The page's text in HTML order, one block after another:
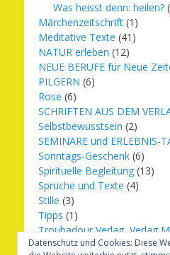
Was heisst denn: heilen?
Märchenzeitschrift (1)
Meditative Texte (41)
NATUR erleben (12)
NEUE BERUFE für Neue
PILGERN (6)
Rose (6)
SCHRIFTEN AUS DEM
Selbstbewusstsein (2)
SEMINARE und ERLEBNIS-
Sonntags-Geschenk (6)
Spirituelle Begleitung (13)
Sprüche und Texte (4)
Stille (3)
Tipps (1)
Troubadour Verlag, Verlag
Übungen (1)
Datenschutz und Cookies: Diese